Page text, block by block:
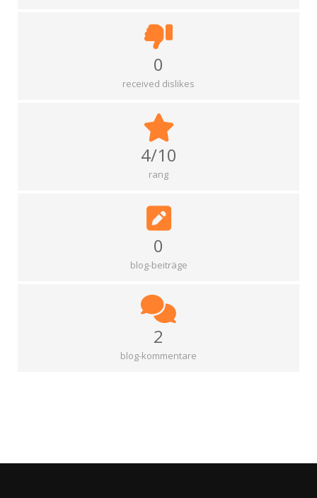
0
received dislikes
4/10
rang
0
blog-beiträge
2
blog-kommentare